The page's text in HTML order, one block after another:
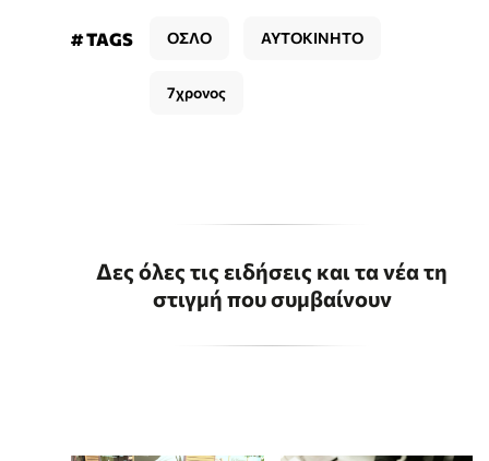
# TAGS ΟΣΛΟ ΑΥΤΟΚΙΝΗΤΟ
7χρονος
Δες όλες τις ειδήσεις και τα νέα τη
στιγμή που συμβαίνουν